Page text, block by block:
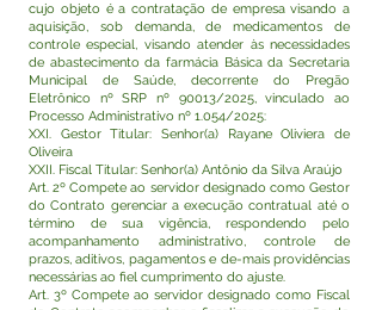
cujo objeto é a contratação de empresa visando a
aquisição, sob demanda, de medicamentos de
controle especial, visando atender às necessidades
de abastecimento da farmácia Básica da Secretaria
Municipal de Saúde, decorrente do Pregão
Eletrônico nº SRP nº 90013/2025, vinculado ao
Processo Administrativo nº 1.054/2025:
XXI. Gestor Titular: Senhor(a) Rayane Oliviera de
Oliveira
XXII. Fiscal Titular: Senhor(a) Antônio da Silva Araújo
Art. 2º Compete ao servidor designado como Gestor
do Contrato gerenciar a execução contratual até o
término de sua vigência, respondendo pelo
acompanhamento administrativo, controle de
prazos, aditivos, pagamentos e de-mais providências
necessárias ao fiel cumprimento do ajuste.
Art. 3º Compete ao servidor designado como Fiscal